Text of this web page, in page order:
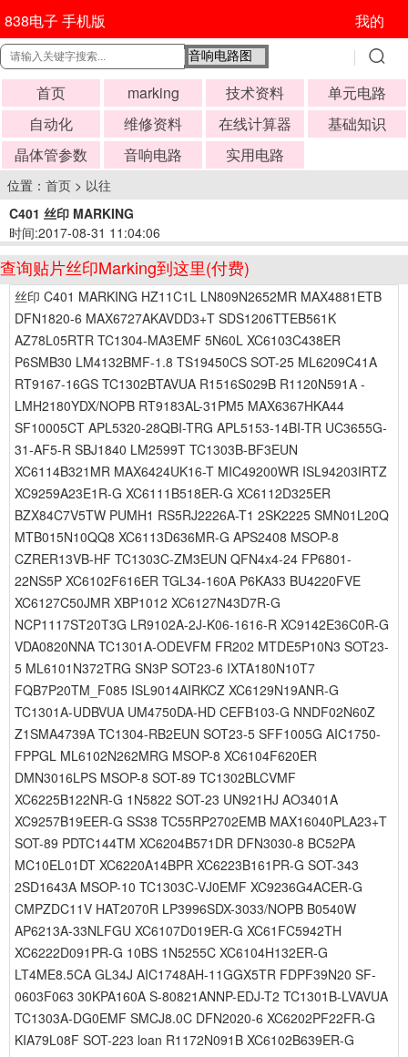
838电子 手机版 我的
首页 marking 技术资料
单元电路
自动化
维修资料 在线计算器
基础知识
晶体管参数
音响电路 实用电路
位置： 首页 > 以往
C401 丝印 MARKING
时间:2017-08-31 11:04:06
查询贴片丝印Marking到这里(付费)
丝印 C401 MARKING HZ11C1L LN809N2652MR MAX4881ETB
DFN1820-6 MAX6727AKAVDD3+T SDS1206TTEB561K
AZ78L05RTR TC1304-MA3EMF 5N60L XC6103C438ER
P6SMB30 LM4132BMF-1.8 TS19450CS SOT-25 ML6209C41A
RT9167-16GS TC1302BTAVUA R1516S029B R1120N591A -
LMH2180YDX/NOPB RT9183AL-31PM5 MAX6367HKA44
SF10005CT APL5320-28QBI-TRG APL5153-14BI-TR UC3655G-
31-AF5-R SBJ1840 LM2599T TC1303B-BF3EUN
XC6114B321MR MAX6424UK16-T MIC49200WR ISL94203IRTZ
XC9259A23E1R-G XC6111B518ER-G XC6112D325ER
BZX84C7V5TW PUMH1 RS5RJ2226A-T1 2SK2225 SMN01L20Q
MTB015N10QQ8 XC6113D636MR-G APS2408 MSOP-8
CZRER13VB-HF TC1303C-ZM3EUN QFN4x4-24 FP6801-
22NS5P XC6102F616ER TGL34-160A P6KA33 BU4220FVE
XC6127C50JMR XBP1012 XC6127N43D7R-G
NCP1117ST20T3G LR9102A-2J-K06-1616-R XC9142E36C0R-G
VDA0820NNA TC1301A-ODEVFM FR202 MTDE5P10N3 SOT23-
5 ML6101N372TRG SN3P SOT23-6 IXTA180N10T7
FQB7P20TM_F085 ISL9014AIRKCZ XC6129N19ANR-G
TC1301A-UDBVUA UM4750DA-HD CEFB103-G NNDF02N60Z
Z1SMA4739A TC1304-RB2EUN SOT23-5 SFF1005G AIC1750-
FPPGL ML6102N262MRG MSOP-8 XC6104F620ER
DMN3016LPS MSOP-8 SOT-89 TC1302BLCVMF
XC6225B122NR-G 1N5822 SOT-23 UN921HJ AO3401A
XC9257B19EER-G SS38 TC55RP2702EMB MAX16040PLA23+T
SOT-89 PDTC144TM XC6204B571DR DFN3030-8 BC52PA
MC10EL01DT XC6220A14BPR XC6223B161PR-G SOT-343
2SD1643A MSOP-10 TC1303C-VJ0EMF XC9236G4ACER-G
CMPZDC11V HAT2070R LP3996SDX-3033/NOPB B0540W
AP6213A-33NLFGU XC6107D019ER-G XC61FC5942TH
XC6222D091PR-G 10BS 1N5255C XC6104H132ER-G
LT4ME8.5CA GL34J AIC1748AH-11GGX5TR FDPF39N20 SF-
0603F063 30KPA160A S-80821ANNP-EDJ-T2 TC1301B-LVAVUA
TC1303A-DG0EMF SMCJ8.0C DFN2020-6 XC6202PF22FR-G
KIA79L08F SOT-223 loan R1172N091B XC6102B639ER-G